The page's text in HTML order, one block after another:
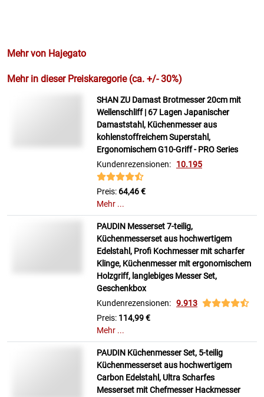
Mehr von Hajegato
Mehr in dieser Preiskaregorie (ca. +/- 30%)
SHAN ZU Damast Brotmesser 20cm mit
Wellenschliff | 67 Lagen Japanischer
Damaststahl, Küchenmesser aus
kohlenstoffreichem Superstahl,
Ergonomischem G10-Griff - PRO Series
Kundenrezensionen: 10.195
Preis: 64,46 €
Mehr ...
PAUDIN Messerset 7-teilig,
Küchenmesserset aus hochwertigem
Edelstahl, Profi Kochmesser mit scharfer
Klinge, Küchenmesser mit ergonomischem
Holzgriff, langlebiges Messer Set,
Geschenkbox
Kundenrezensionen: 9.913
Preis: 114,99 €
Mehr ...
PAUDIN Küchenmesser Set, 5-teilig
Küchenmesserset aus hochwertigem
Carbon Edelstahl, Ultra Scharfes
Messerset mit Chefmesser Hackmesser